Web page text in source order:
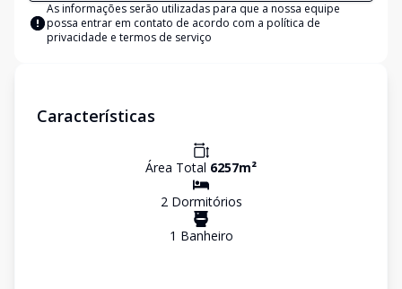
As informações serão utilizadas para que a nossa equipe
possa entrar em contato de acordo com a política de
privacidade e termos de serviço
Características
Área Total 6257m²
2Dormitórios
1 Banheiro